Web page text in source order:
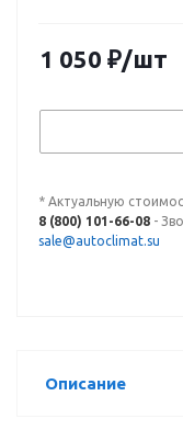
1 050 ₽/шт
* Актуальную
8 (800) 101-66-08 -
sale@autoclimat.su
Описание